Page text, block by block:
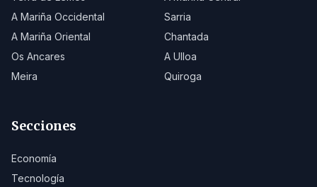
A Mariña Occidental
Sarria
A Mariña Oriental
Chantada
Os Ancares
A Ulloa
Meira
Quiroga
Secciones
Economía
Tecnología